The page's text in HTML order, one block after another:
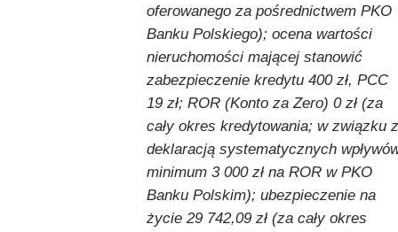
oferowanego za pośrednictwem PKO
Banku Polskiego); ocena wartości
nieruchomości mającej stanowić
zabezpieczenie kredytu 400 zł, PCC
19 zł; ROR (Konto za Zero) 0 zł (za
cały okres kredytowania; w związku z
deklaracją systematycznych
minimum 3 000 zł na ROR w PKO
Banku Polskim); ubezpieczenie na
życie 29 742,09 zł (za cały okres